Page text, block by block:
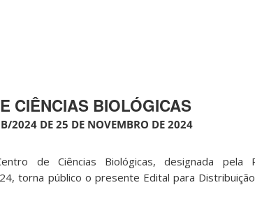
CIÊNCIAS BIOLÓGICAS
2024 DE 25 DE NOVEMBRO DE 2024
de Ciências Biológicas, designada pela
torna público o presente Edital para